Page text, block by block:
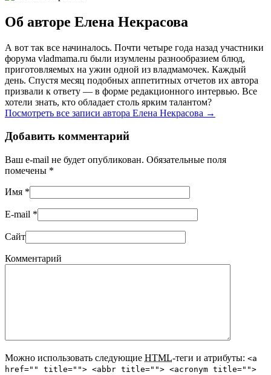
Об авторе Елена Некрасова
А вот так все начиналось. Почти четыре года назад участники
форума vladmama.ru были изумлены разнообразием блюд,
приготовляемых на ужин одной из владмамочек. Каждый
день. Спустя месяц подобных аппетитных отчетов их автора
призвали к ответу — в форме редакционного интервью. Все
хотели знать, кто обладает столь ярким талантом?
Посмотреть все записи автора Елена Некрасова →
Добавить комментарий
Ваш e-mail не будет опубликован. Обязательные поля
помечены *
Имя *
E-mail *
Сайт
Комментарий
Можно использовать следующие HTML-теги и атрибуты: <a
href="" title=""> <abbr title=""> <acronym title="">